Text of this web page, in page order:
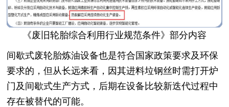
《废旧轮胎综合利用行业规范条件》部分内容
间歇式废轮胎炼油设备也是符合国家政策要求及环保
要求的，但从长远来看，因其进料垃钢丝时需打开炉
门及间歇式生产方式，后期在设备比较新迭代过程中
存在被替代的可能。